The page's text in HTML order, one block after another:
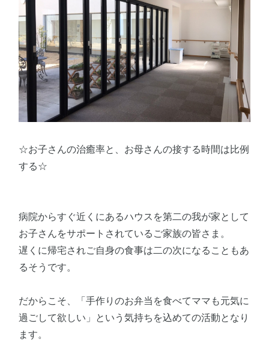
☆お子さんの治癒率と、お母さんの接する時間は比例
する☆
病院からすぐ近くにあるハウスを第二の我が家として
お子さんをサポートされているご家族の皆さま。
遅くに帰宅されご自身の食事は二の次になることもあ
るそうです。
だからこそ、「手作りのお弁当を食べてママも元気に
過ごして欲しい」という気持ちを込めての活動となり
ます。